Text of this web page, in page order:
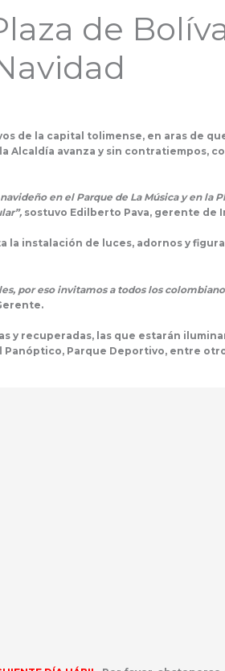
de
de la capital tolimense, en aras de
Alcaldía avanza y sin contratiempos,
en el Parque de La Música y en la
sostuvo Edilberto Pava, gerente de
instalación de luces, adornos y
por eso invitamos a todos los
y recuperadas, las que estarán
Panóptico, Parque Deportivo, entre